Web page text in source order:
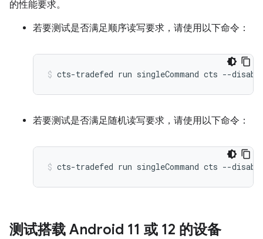
的性能要求。
若要测试是否满足顺序读写要求，请使用以下命令：
cts-tradefed run singleCommand cts --
若要测试是否满足随机读写要求，请使用以下命令：
cts-tradefed run singleCommand cts --
测试搭载 Android 11 或 12 的设备